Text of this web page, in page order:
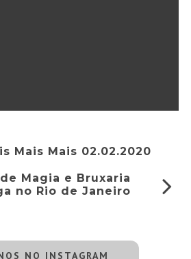
Mais Mais 02.02.2020
Magia e Bruxaria
no Rio de Janeiro
NO INSTAGRAM